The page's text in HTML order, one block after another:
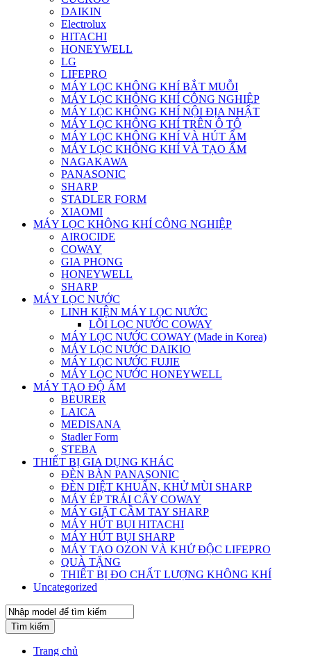
DAIKIN
Electrolux
HITACHI
HONEYWELL
LG
LIFEPRO
MÁY LỌC KHÔNG KHÍ BẮT MUỖI
MÁY LỌC KHÔNG KHÍ CÔNG NGHIỆP
MÁY LỌC KHÔNG KHÍ NỘI ĐỊA NHẬT
MÁY LỌC KHÔNG KHÍ TRÊN Ô TÔ
MÁY LỌC KHÔNG KHÍ VÀ HÚT ẨM
MÁY LỌC KHÔNG KHÍ VÀ TẠO ẨM
NAGAKAWA
PANASONIC
SHARP
STADLER FORM
XIAOMI
MÁY LỌC KHÔNG KHÍ CÔNG NGHIỆP
AIROCIDE
COWAY
GIA PHONG
HONEYWELL
SHARP
MÁY LỌC NƯỚC
LINH KIỆN MÁY LỌC NƯỚC
LÕI LỌC NƯỚC COWAY
MÁY LỌC NƯỚC COWAY (Made in Korea)
MÁY LỌC NƯỚC DAIKIO
MÁY LỌC NƯỚC FUJIE
MÁY LỌC NƯỚC HONEYWELL
MÁY TẠO ĐỘ ẨM
BEURER
LAICA
MEDISANA
Stadler Form
STEBA
THIẾT BỊ GIA DỤNG KHÁC
ĐÈN BÀN PANASONIC
ĐÈN DIỆT KHUẨN, KHỬ MÙI SHARP
MÁY ÉP TRÁI CÂY COWAY
MÁY GIẶT CẦM TAY SHARP
MÁY HÚT BỤI HITACHI
MÁY HÚT BỤI SHARP
MÁY TẠO OZON VÀ KHỬ ĐỘC LIFEPRO
QUÀ TẶNG
THIẾT BỊ ĐO CHẤT LƯỢNG KHÔNG KHÍ
Uncategorized
Tìm kiếm
Trang chủ